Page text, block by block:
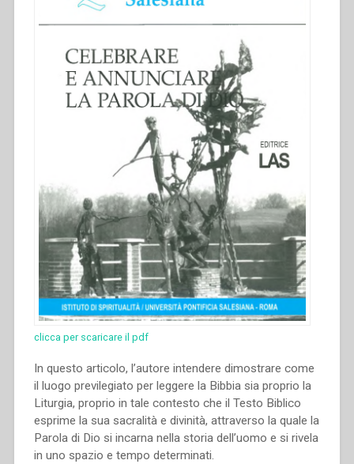
clicca per scaricare il pdf
In questo articolo, l’autore intendere dimostrare come
il luogo previlegiato per leggere la Bibbia sia proprio la
Liturgia, proprio in tale contesto che il Testo Biblico
esprime la sua sacralità e divinità, attraverso la quale la
Parola di Dio si incarna nella storia dell’uomo e si rivela
in uno spazio e tempo determinati.